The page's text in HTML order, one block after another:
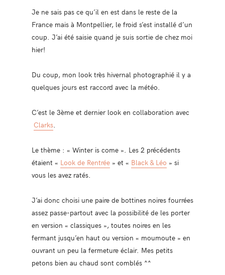
Je ne sais pas ce qu’il en est dans le reste de la
France mais à Montpellier, le froid s’est installé d’un
coup. J’ai été saisie quand je suis sortie de chez moi
hier!
Du coup, mon look très hivernal photographié il y a
quelques jours est raccord avec la météo.
C’est le 3ème et dernier look en collaboration avec
Clarks.
Le thème : « Winter is come ». Les 2 précédents
étaient « Look de Rentrée» et « Black & Léo » si
vous les avez ratés.
J’ai donc choisi une paire de bottines noires fourrées
assez passe-partout avec la possibilité de les porter
en version « classiques », toutes noires en les
fermant jusqu’en haut ou version « moumoute » en
ouvrant un peu la fermeture éclair. Mes petits
petons bien au chaud sont comblés ^^